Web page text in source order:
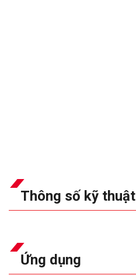
Thông số kỹ thuật
Ứng dụng